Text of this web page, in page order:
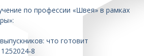
по профессии «Швея» в рамках
что готовит